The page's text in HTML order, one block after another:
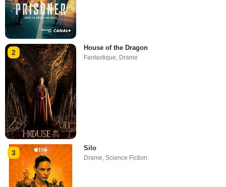
2
House of the Dragon
Fantastique, Drame
3
Silo
Drame ,Science Fiction